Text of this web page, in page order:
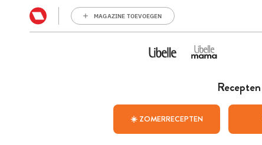
MAGAZINE TOEVOEGEN
Recepten
☀️ ZOMERRECEPTEN